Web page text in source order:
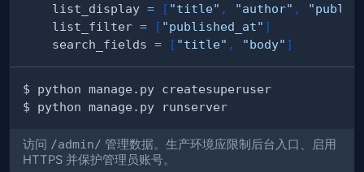
    list_display
= [ "title" , "author" ,
    list_filter
= [ "published_at" ]
    search_fields
= [ "title" , "body" ]
访问 /admin/ 管理数据。生产环境应限制后台入口、启用
HTTPS 并保护管理员账号。